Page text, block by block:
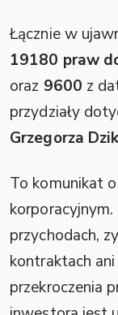
Łącznie w
19180 praw
oraz 9600 z
przydziały
Grzegorza
To komunikat
przychodach,
kontraktach
przekroczenia